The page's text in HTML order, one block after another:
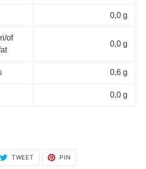
0,0 g
of
0,0 g
0,6 g
0,0 g
TWEET TWITTA PIN